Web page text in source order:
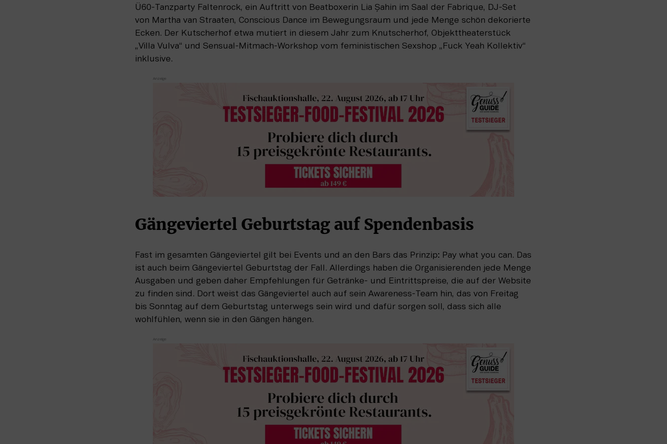
Ü60-Tanzparty Faltenrock, ein Auftritt von Beatboxerin Lia Şahin im Saal der Fabrique, DJ-Set
von Martha van Straaten, Conscious Dance im Bewegungsraum und jede Menge schön dekorierte
Ecken. Der Kutscherhof etwa mutiert in diesem Jahr zum Knutscherhof, Objekttheaterstück
„Villa Vulva“ und Sensual-Mitmach-Workshop vom feministischen Sexshop „Fuck Yeah Kollektiv“
inklusive.
Gängeviertel Geburtstag auf Spendenbasis
Fast im gesamten Gängeviertel gilt bei Events und an den Bars das Prinzip: Pay what you can. Das
ist auch beim Gängeviertel Geburtstag der Fall. Allerdings haben die Organisierenden jede Menge
Ausgaben und geben daher Empfehlungen für Getränke- und Eintrittspreise, die auf der Website
zu finden sind. Dort weist das Gängeviertel auch auf sein Awareness-Team hin, das von Freitag
bis Sonntag auf dem Geburtstag unterwegs sein wird und dafür sorgen soll, dass sich alle
wohlfühlen, wenn sie in den Gängen hängen.